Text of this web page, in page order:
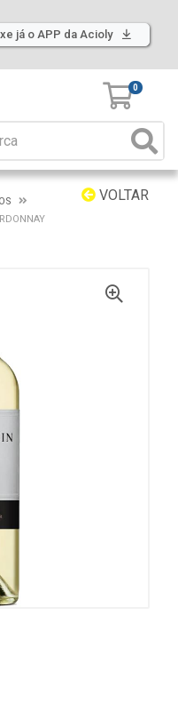
já o APP da Acioly
0
VOLTAR